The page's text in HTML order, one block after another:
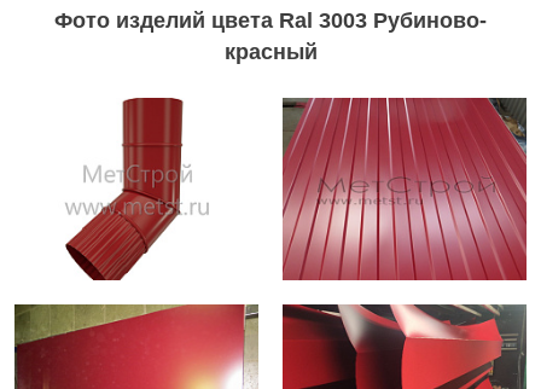
Фото изделий цвета Ral 3003 Рубиново-
красный